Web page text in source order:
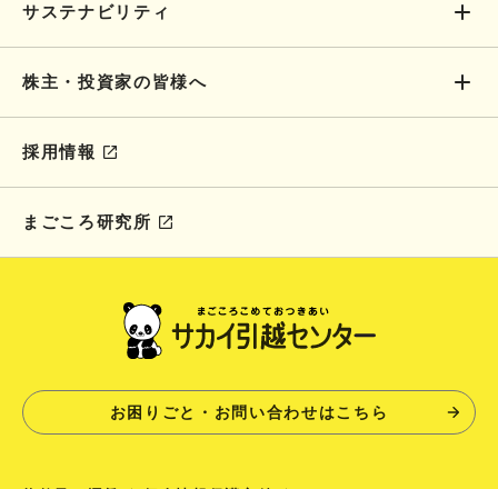
サステナビリティ
株主・投資家の皆様へ
採用情報
まごころ研究所
お困りごと・お問い合わせはこちら